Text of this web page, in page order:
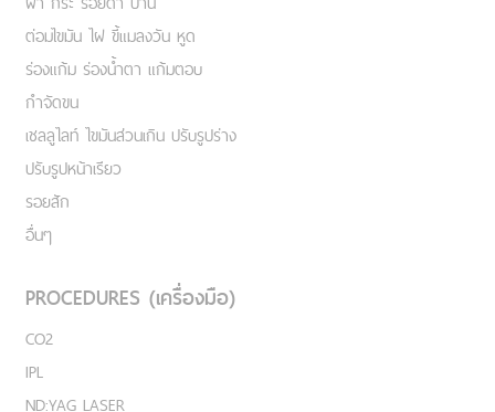
ต่อมไขมัน ไฝ ขี้แมลงวัน หูด
ร่องแก้ม ร่องน้ำตา แก้มตอบ
กำจัดขน
เชลลูไลท์ ไขมันส่วนเกิน ปรับรูปร่าง
ปรับรูปหน้าเรียว
รอยสัก
อื่นๆ
PROCEDURES (เครื่องมือ)
CO2
IPL
ND:YAG LASER